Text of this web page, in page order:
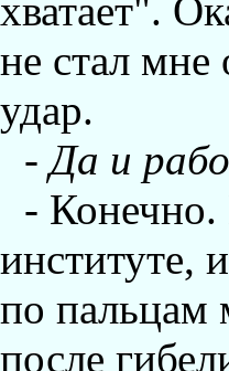
хватает".
не стал мне
удар.
- Да и
- Конечно.
институте,
по пальцам
после